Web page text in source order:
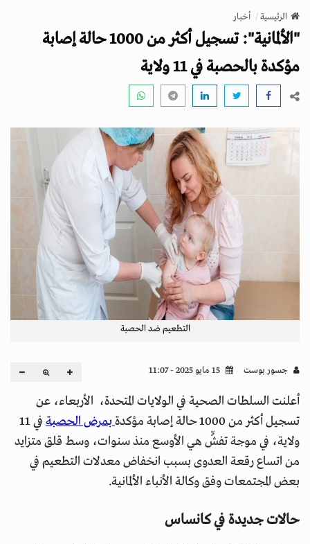
v
i
g
a
n
الرئيسية أخبار
"الألمانية": تسجيل أكثر من 1000 حالة إصابة
مؤكدة بالحصبة في 11 ولاية
التطعيم ضد الحصبة
جسور بوست
أعلنت السلطات الصحية في الولايات المتحدة، الأربعاء، عن
تسجيل أكثر من 1000 حالة إصابة مؤكدة
بمرض الحصبة
في 11
ولاية، في موجة تفشٍّ هي الأوسع منذ سنوات، وسط قلق متزايد
من اتساع رقعة العدوى بسبب انخفاض معدلات التطعيم في
بعض المجتمعات وفق وكالة الأنباء الألمانية.
حالات جديدة في كانساس